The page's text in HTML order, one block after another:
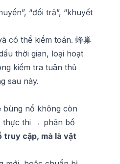
“đổi trả”, “khuyết
có thể kiểm toán. 蜂巢
thời gian, loại hoạt
kiểm tra tuân thủ
sau này.
bùng nổ không còn
thực thi → phân bổ
truy cập, mà là vật